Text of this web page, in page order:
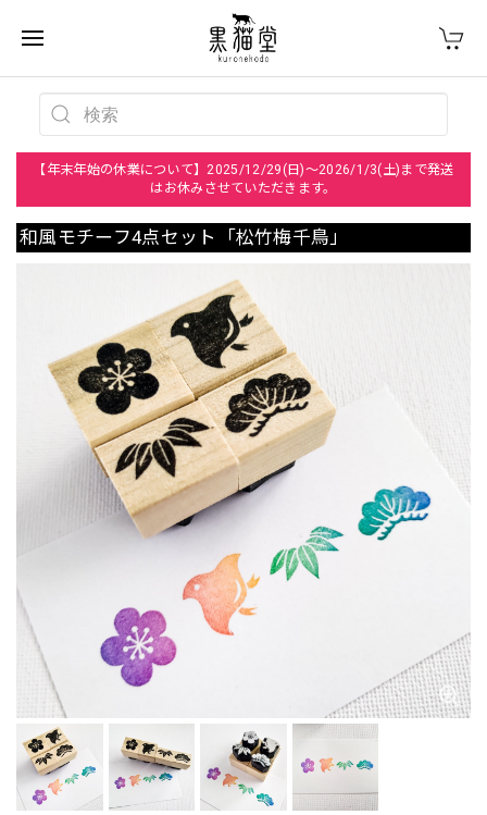
【年末年始の休業について】2025/12/29(日)～2026/1/3(土)まで発送
はお休みさせていただきます。
和風モチーフ4点セット「松竹梅千鳥」